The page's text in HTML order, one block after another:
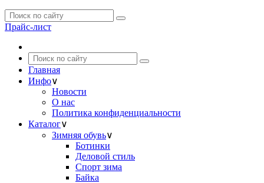
Прайс-лист
Главная
Инфо∨
Новости
О нас
Политика конфиденциальности
Каталог∨
Зимняя обувь∨
Ботинки
Деловой стиль
Спорт зима
Байка